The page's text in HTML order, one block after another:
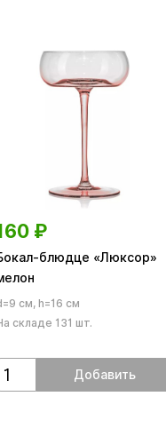
₽
блюдце «Люксор»
см, h=16 см
складе 131 шт.
Добавить